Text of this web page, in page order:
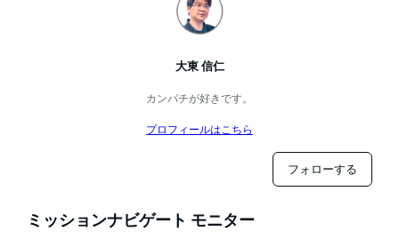
大東 信仁
カンパチが好きです。
プロフィールはこちら
フォローする
ミッションナビゲート モニター